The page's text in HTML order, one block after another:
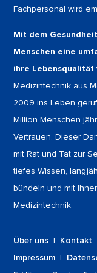
Fachpersonal wird
Mit dem
Menschen eine
ihre Lebensqualität
Medizintechnik aus
2009 ins Leben
Million Menschen
Vertrauen. Dieser
mit Rat und Tat zur
tiefes Wissen,
bündeln und mit
Medizintechnik.
Über uns | Kontakt
Impressum |